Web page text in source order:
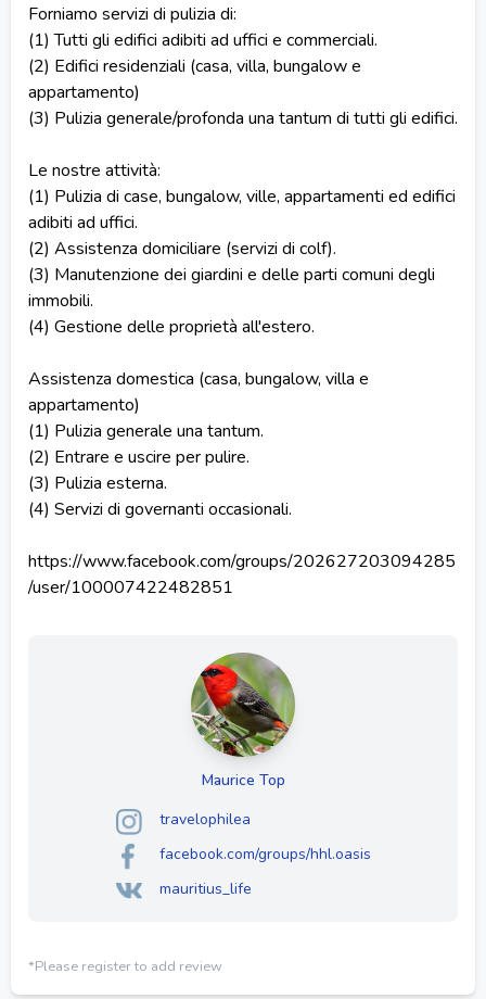
Forniamo servizi di pulizia di:
(1) Tutti gli edifici adibiti ad uffici e commerciali.
(2) Edifici residenziali (casa, villa, bungalow e
appartamento)
(3) Pulizia generale/profonda una tantum di tutti gli edifici.
Le nostre attività:
(1) Pulizia di case, bungalow, ville, appartamenti ed edifici
adibiti ad uffici.
(2) Assistenza domiciliare (servizi di colf).
(3) Manutenzione dei giardini e delle parti comuni degli
immobili.
(4) Gestione delle proprietà all'estero.
Assistenza domestica (casa, bungalow, villa e
appartamento)
(1) Pulizia generale una tantum.
(2) Entrare e uscire per pulire.
(3) Pulizia esterna.
(4) Servizi di governanti occasionali.
https://www.facebook.com/groups/202627203094285
/user/100007422482851
Maurice Top
travelophilea
facebook.com/groups/hhl.oasis
mauritius_life
*Please register to add review